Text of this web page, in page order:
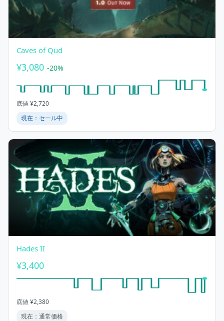
Caves of Qud
¥3,080 -20%
底値 ¥2,720
現在：セール中
Hades II
¥3,400
底値 ¥2,380
現在：通常価格